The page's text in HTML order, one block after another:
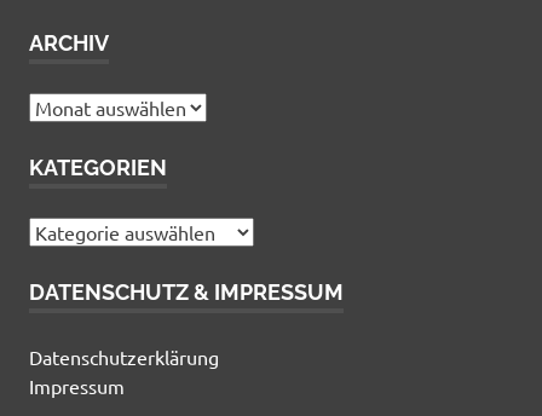
ARCHIV
Archiv
KATEGORIEN
Kategorien
DATENSCHUTZ & IMPRESSUM
Datenschutzerklärung
Impressum